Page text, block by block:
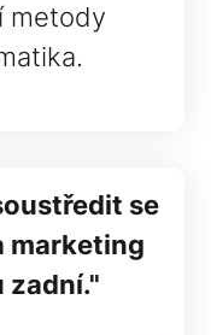
metody
se
marketing
zadní."